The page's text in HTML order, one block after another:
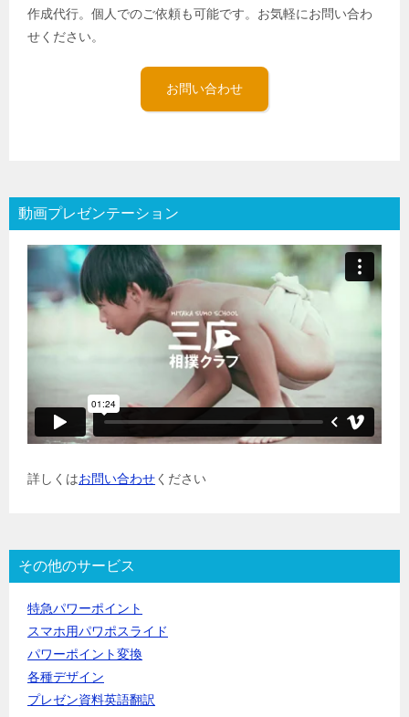
作成代行。個人でのご依頼も可能です。お気軽にお問い合わ
せください。
お問い合わせ
動画プレゼンテーション
詳しくはお問い合わせください
その他のサービス
特急パワーポイント
スマホ用パワポスライド
パワーポイント変換
各種デザイン
プレゼン資料英語翻訳